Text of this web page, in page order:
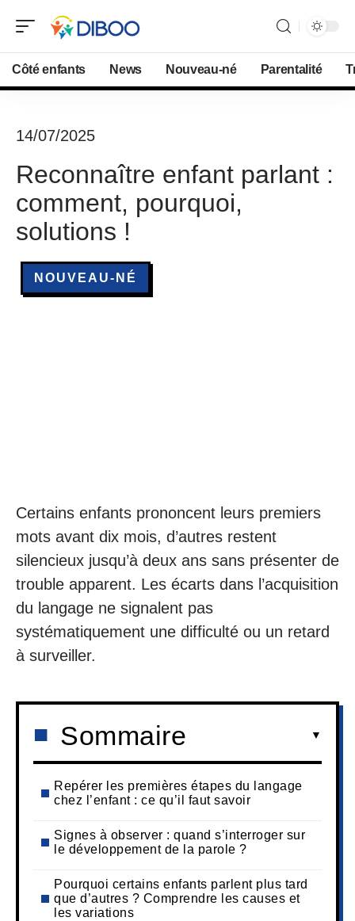
Côté enfants News Nouveau-né Parentalité
14/07/2025
Reconnaître enfant parlant :
comment, pourquoi,
solutions !
NOUVEAU-NÉ
Certains enfants prononcent leurs premiers
mots avant dix mois, d’autres restent
silencieux jusqu’à deux ans sans présenter de
trouble apparent. Les écarts dans l’acquisition
du langage ne signalent pas
systématiquement une difficulté ou un retard
à surveiller.
Sommaire
Repérer les premières étapes du langage
chez l’enfant : ce qu’il faut savoir
Signes à observer : quand s’interroger sur
le développement de la parole ?
Pourquoi certains enfants parlent plus tard
que d’autres ? Comprendre les causes et
les variations